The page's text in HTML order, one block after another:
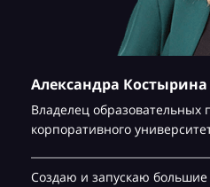
Александра Костырина
Владелец образовательных
корпоративного
Создаю и запускаю